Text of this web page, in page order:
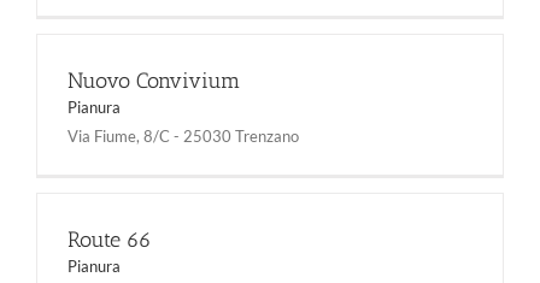
Nuovo Convivium
Pianura
Via Fiume, 8/C - 25030 Trenzano
Route 66
Pianura